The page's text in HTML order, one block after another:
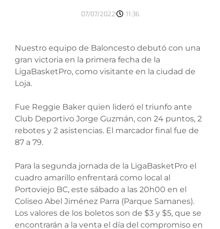
07/07/2022 11:36
Nuestro equipo de Baloncesto debutó con una
gran victoria en la primera fecha de la
LigaBasketPro, como visitante en la ciudad de
Loja.
Fue Reggie Baker quien lideró el triunfo ante
Club Deportivo Jorge Guzmán, con 24 puntos, 2
rebotes y 2 asistencias. El marcador final fue de
87 a 79.
Para la segunda jornada de la LigaBasketPro el
cuadro amarillo enfrentará como local al
Portoviejo BC, este sábado a las 20h00 en el
Coliseo Abel Jiménez Parra (Parque Samanes).
Los valores de los boletos son de $3 y $5, que se
encontrarán a la venta el día del compromiso en